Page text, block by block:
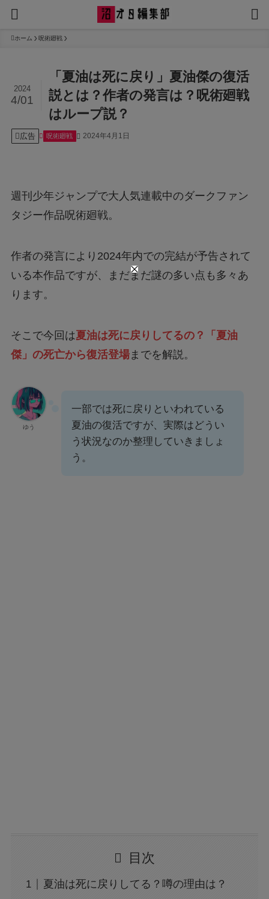
ホーム 呪術廻戦
「夏油は死に戻り」夏油傑の復活
説とは？作者の発言は？呪術廻戦
はループ説？
2024
4/01
広告 呪術廻戦 2024年4月1日
週刊少年ジャンプで大人気連載中のダークファン
タジー作品呪術廻戦。
作者の発言により2024年内での完結が予告されて
いる本作品ですが、まだまだ謎の多い点も多々あ
ります。
そこで今回は夏油は死に戻りしてるの？「夏油
傑」の死亡から復活登場までを解説。
ゆう
一部では死に戻りといわれている
夏油の復活ですが、実際はどうい
う状況なのか整理していきましょ
う。
目次
夏油は死に戻りしてる？噂の理由は？